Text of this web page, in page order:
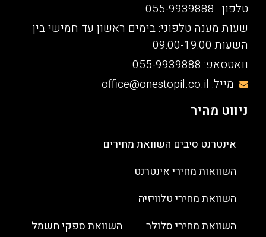
טלפון : 055-9939888
שעות מענה טלפוני: בימים ראשון עד חמישי בין
השעות 09:00-19:00
וואטסאפ: 055-9939888
מייל: office@onestopil.co.il
ניווט מהיר
אינטרנט סיבים השוואת מחירים
השוואות מחירי אינטרנט
השוואת מחירי טלוויזיה
השוואת מחירי סלולר
השוואת ספקי חשמל